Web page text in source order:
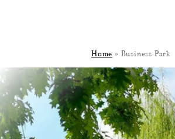
Home » Business Park